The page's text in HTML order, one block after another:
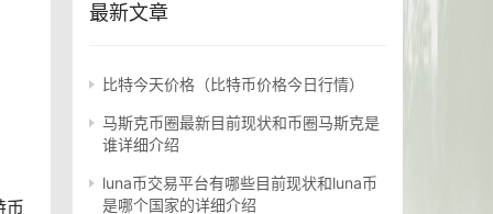
币
最新文章
比特今天价格（比特币价格今日行情）
马斯克币圈最新目前现状和币圈马斯克是
谁详细介绍
luna币交易平台有哪些目前现状和luna币
是哪个国家的详细介绍